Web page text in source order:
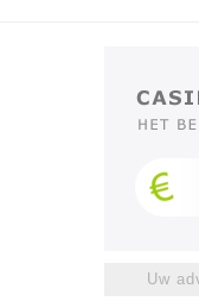
Uw